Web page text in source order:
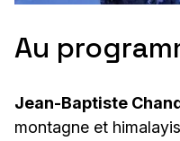
Au
Jean-Baptiste
montagne et